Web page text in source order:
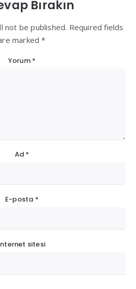
Bırakın
not be published. Required fields
marked *
Yorum *
Ad *
E-posta *
sitesi